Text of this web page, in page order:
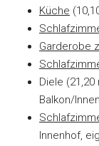
Küche
Garderobe
Diele
Balkon/
Innenhof,